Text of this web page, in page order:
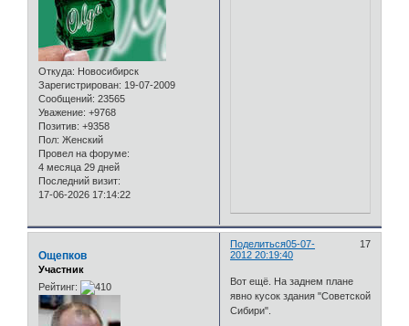
Откуда: Новосибирск
Зарегистрирован: 19-07-2009
Сообщений: 23565
Уважение: +9768
Позитив: +9358
Пол: Женский
Провел на форуме:
4 месяца 29 дней
Последний визит:
17-06-2026 17:14:22
Поделиться 17
05-07-
2012 20:19:40
Ощепков
Участник
Рейтинг:
Вот ещё. На заднем плане
явно кусок здания "Советской
Сибири".